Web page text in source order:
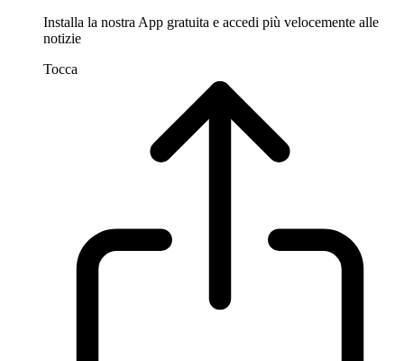
Installa la nostra App gratuita e accedi più velocemente alle
notizie
Tocca